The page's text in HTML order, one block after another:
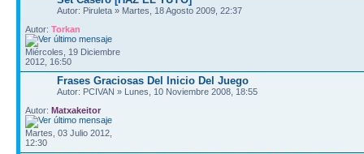
Autor: Piruleta » Martes, 18 Agosto 2009, 22:37
Autor: Torkan
Miércoles, 19 Diciembre
2012, 16:50
Frases Graciosas Del Inicio Del Juego
Autor: PCIVAN » Lunes, 10 Noviembre 2008, 18:55
Autor: Matxakeitor
Martes, 03 Julio 2012,
12:30